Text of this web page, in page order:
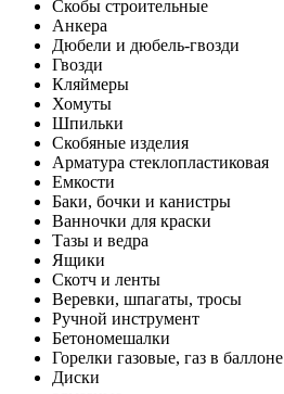
Скобы строительные
Анкера
Дюбели и дюбель-гвозди
Гвозди
Кляймеры
Хомуты
Шпильки
Скобяные изделия
Арматура стеклопластиковая
Емкости
Баки, бочки и канистры
Ванночки для краски
Тазы и ведра
Ящики
Скотч и ленты
Веревки, шпагаты, тросы
Ручной инструмент
Бетономешалки
Горелки газовые, газ в баллоне
Диски